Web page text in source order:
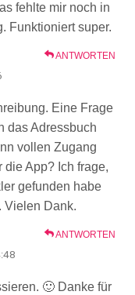
fehlte mir noch in
Funktioniert super.
ANTWORTEN
Eine Frage
das Adressbuch
vollen Zugang
die App? Ich frage,
gefunden habe
Vielen Dank.
ANTWORTEN
🙂 Danke für